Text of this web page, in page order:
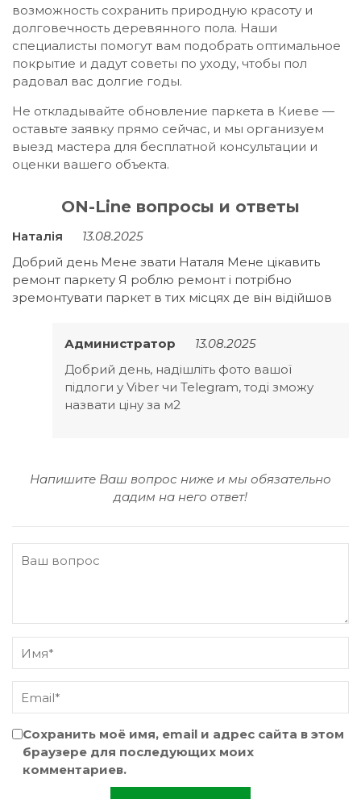
возможность сохранить природную красоту и
долговечность деревянного пола. Наши
специалисты помогут вам подобрать оптимальное
покрытие и дадут советы по уходу, чтобы пол
радовал вас долгие годы.
Не откладывайте обновление паркета в Киеве —
оставьте заявку прямо сейчас, и мы организуем
выезд мастера для бесплатной консультации и
оценки вашего объекта.
ON-Line вопросы и ответы
Наталія
13.08.2025
Добрий день Мене звати Наталя Мене цікавить
ремонт паркету Я роблю ремонт і потрібно
зремонтувати паркет в тих місцях де він відійшов
Администратор
13.08.2025
Добрий день, надішліть фото вашої
підлоги у Viber чи Telegram, тоді зможу
назвати ціну за м2
Напишите Ваш вопрос ниже и мы обязательно
дадим на него ответ!
Сохранить моё имя, email и адрес сайта в этом
браузере для последующих моих
комментариев.